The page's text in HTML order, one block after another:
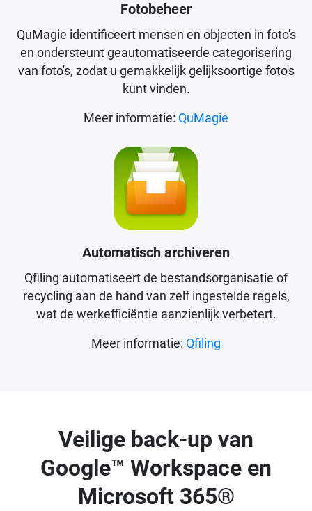
Fotobeheer
QuMagie identificeert mensen en objecten in foto's
en ondersteunt geautomatiseerde categorisering
van foto's, zodat u gemakkelijk gelijksoortige foto's
kunt vinden.
Meer informatie: QuMagie
Automatisch archiveren
Qfiling automatiseert de bestandsorganisatie of
recycling aan de hand van zelf ingestelde regels,
wat de werkefficiëntie aanzienlijk verbetert.
Meer informatie: Qfiling
Veilige back-up van
Google™ Workspace en
Microsoft 365®